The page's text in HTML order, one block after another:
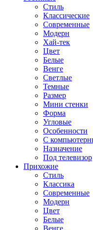
Стиль
Классические
Современные
Модерн
Хай-тек
Цвет
Белые
Венге
Светлые
Темные
Размер
Мини стенки
Форма
Угловые
Особенности
С
Назначение
Под телевизор
Прихожие
Стиль
Классика
Современные
Модерн
Цвет
Белые
Венге